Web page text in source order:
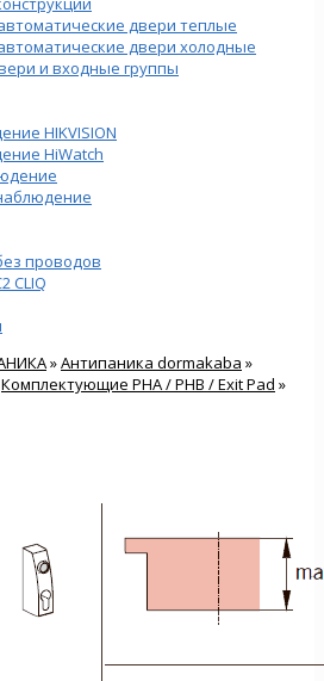
двери теплые
двери холодные
и входные группы
HIKVISION
HiWatch
проводов
CLIQ
»Антипаника dormakaba »
Комплектующие PHA / PHB / Exit Pad »